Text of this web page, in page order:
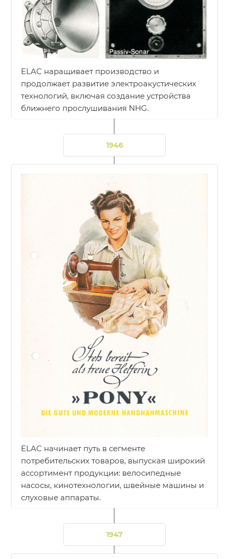
ELAC наращивает производство и
продолжает развитие электроакустических
технологий, включая создание устройства
ближнего прослушивания NHG.
1946
ELAC начинает путь в сегменте
потребительских товаров, выпуская широкий
ассортимент продукции: велосипедные
насосы, кинотехнологии, швейные машины и
слуховые аппараты.
1947